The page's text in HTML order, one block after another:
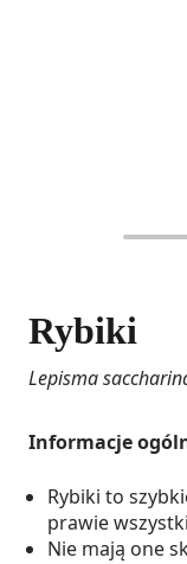
Rybiki
Lepisma
Informacje
Rybiki to
prawie
Nie mają one